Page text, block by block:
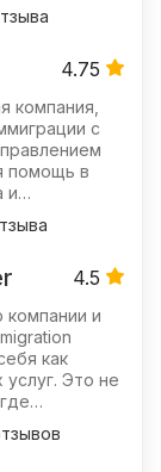
4.75
компания,
с
помощь в
и…
4.5
компании и
как
услуг. Это не